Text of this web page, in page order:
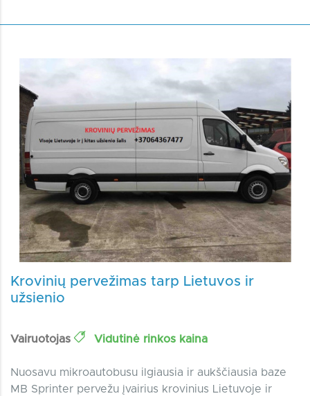
Krovinių pervežimas tarp Lietuvos ir
užsienio
Vairuotojas Vidutinė rinkos kaina
Nuosavu mikroautobusu ilgiausia ir aukščiausia baze
MB Sprinter pervežu įvairius krovinius Lietuvoje ir